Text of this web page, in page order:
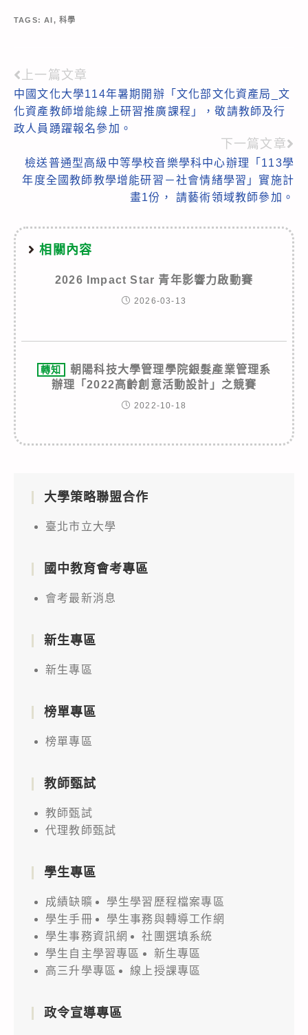
TAGS:AI, 科學
Read
more
articles
上一篇文章
中國文化大學114年暑期開辦「文化部文化資產局_文
化資產教師增能線上研習推廣課程」，敬請教師及行
政人員踴躍報名參加。
下一篇文章
檢送普通型高級中等學校音樂學科中心辦理「113學
年度全國教師教學增能研習－社會情緒學習」實施計
畫1份， 請藝術領域教師參加。
相關內容
2026 Impact Star 青年影響力啟動賽
2026-03-13
轉知
朝陽科技大學管理學院銀髮產業管理系
辦理「2022高齡創意活動設計」之競賽
2022-10-18
大學策略聯盟合作
臺北市立大學
國中教育會考專區
會考最新消息
新生專區
新生專區
榜單專區
榜單專區
教師甄試
教師甄試
代理教師甄試
學生專區
成績缺曠
學生學習歷程檔案專區
學生手冊
學生事務與轉導工作網
學生事務資訊網
社團選填系統
學生自主學習專區
新生專區
高三升學專區
線上授課專區
政令宣導專區